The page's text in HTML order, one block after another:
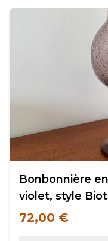
Bonbonnière
violet, style Biot
72,00 €